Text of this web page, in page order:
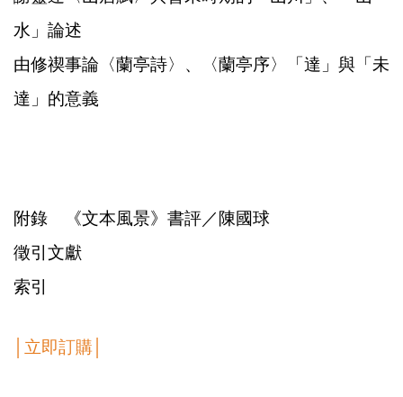
水」論述
由修禊事論〈蘭亭詩〉、〈蘭亭序〉「達」與「未
達」的意義
附錄 《文本風景》書評／陳國球
徵引文獻
索引
│立即訂購│